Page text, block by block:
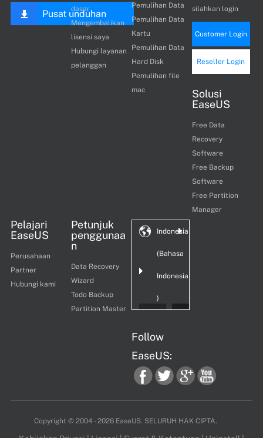
Pusat unduhan
dasar
Mengembalikan
lisensi saya
Hubungi layanan
pelanggan
Pemulihan Data
Pemulihan Data
Kartu
Pemulihan Data
Hard Disk
Pemulihan file
mac
silahkan login
Customer Login
Reseller Login
Solusi
EaseUS
Free Data
Recovery
Software
Free Backup
Software
Free Partition
Manager
Pelajari
EaseUS
Perusahaan
Partner
Hubungi kami
Petunjuk
penggunaa
n
Data Recovery
Wizard
Todo Backup
Partition Master
Indonesia
(Bahasa
Indonesia
)
Follow
EaseUS:
fac twi goo you
Copyright © 2004 - 2026 EaseUS. SELURUH HAK CIPTA.